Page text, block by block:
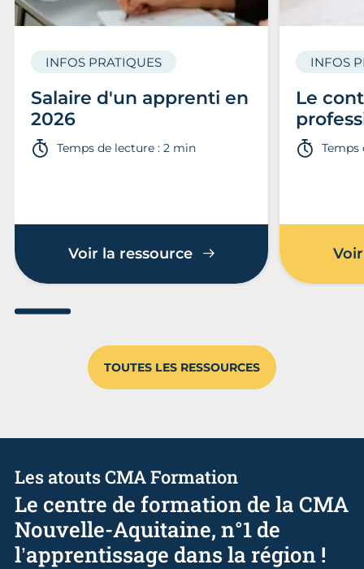
Salaire d'un apprenti en
2026
INFOS PRATIQUES
Temps de lecture : 2 min
Voir la ressource
Le
INFOS
Temps
TOUTES LES RESSOURCES
Le centre de formation de la CMA
Nouvelle-Aquitaine, n°1 de
l’apprentissage dans la région !
Les atouts CMA Formation